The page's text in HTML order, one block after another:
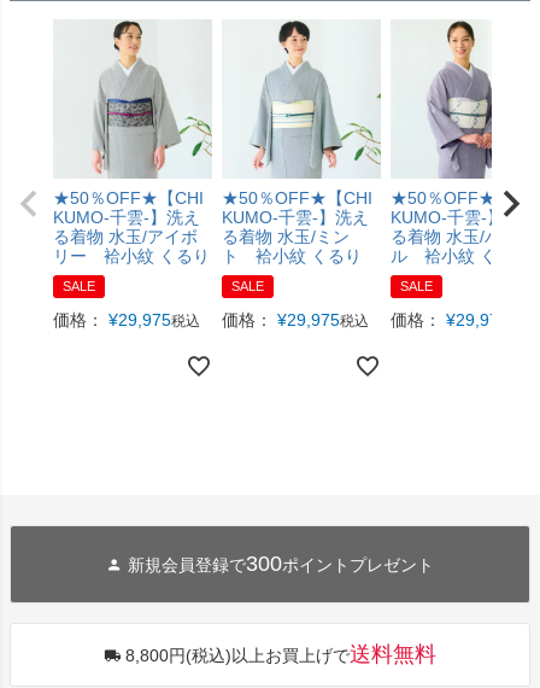
★50％OFF★【CHI
KUMO-千雲-】洗え
る着物 水玉/アイボ
リー 袷小紋 くるり
SALE
価格： ¥29,975税込
★50％OFF★【CHI
KUMO-千雲-】洗え
る着物 水玉/ミン
ト 袷小紋 くるり
SALE
価格： ¥29,975税込
★50％OFF★【CHI
KUMO-千雲-】洗え
る着物 水玉/パープ
ル 袷小紋 くるり
SALE
価格： ¥29,975
新規会員登録で300ポイントプレゼント
8,800円(税込)以上お買上げで送料無料